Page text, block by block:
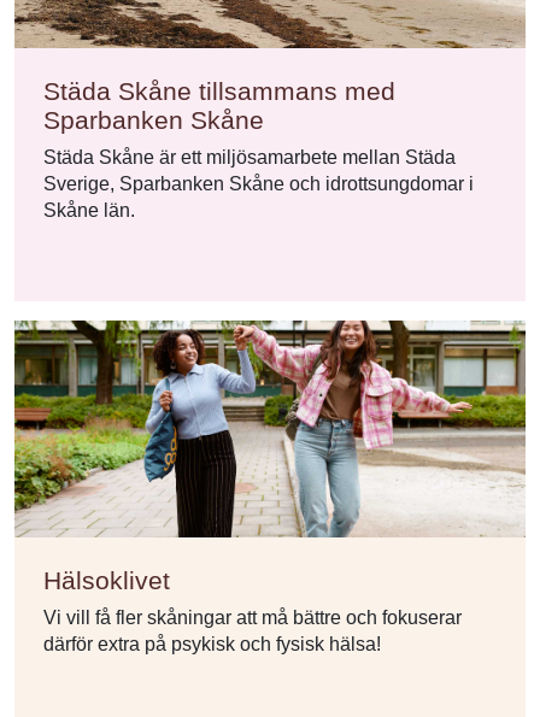
Städa Skåne tillsammans med
Sparbanken Skåne
Städa Skåne är ett miljösamarbete mellan Städa
Sverige, Sparbanken Skåne och idrottsungdomar i
Skåne län.
Hälsoklivet
Vi vill få fler skåningar att må bättre och fokuserar
därför extra på psykisk och fysisk hälsa!